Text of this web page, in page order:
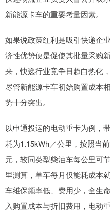
新能源卡车的重要考量因素。
如果说政策红利是吸引快递企
济性优势便是促使其批量采购
来，快递行业竞争日趋白热化
尽管新能源卡车初始购置成本
势十分突出。
以申通投运的电动重卡为例，
耗为1.15kWh／公里，按照当
元，较同类型柴油车每公里可
里测算，单车每月仅能耗成本
车维保频率低、费用少，全生
入购置成本与折旧费用，电动